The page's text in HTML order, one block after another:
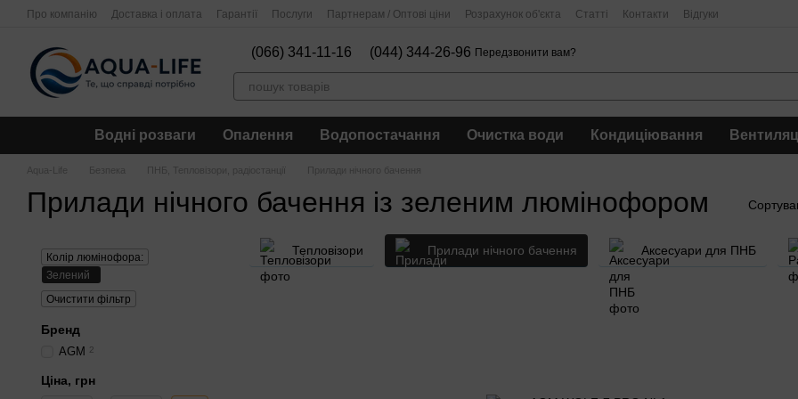
Перейти до основного контенту
Про компанію Доставка і оплата Гарантії Послуги Партнерам / Оптові ціни Розрахунок об'єкта Статті Контакти Відгуки
(066) 341-11-16 (044) 344-26-96 Передзвонити вам?
Водні розваги Опалення Водопостачання Очистка води Кондиціювання
Aqua-Life Безпека ПНБ, Тепловізори, радіостанції Прилади нічного бачення
Прилади нічного бачення із зеленим люмінофором
Тепловізори Прилади нічного бачення Аксесуари для ПНБ
Колір люмінофора:
Зелений
Очистити фільтр
Бренд
AGM 2
Ціна, грн